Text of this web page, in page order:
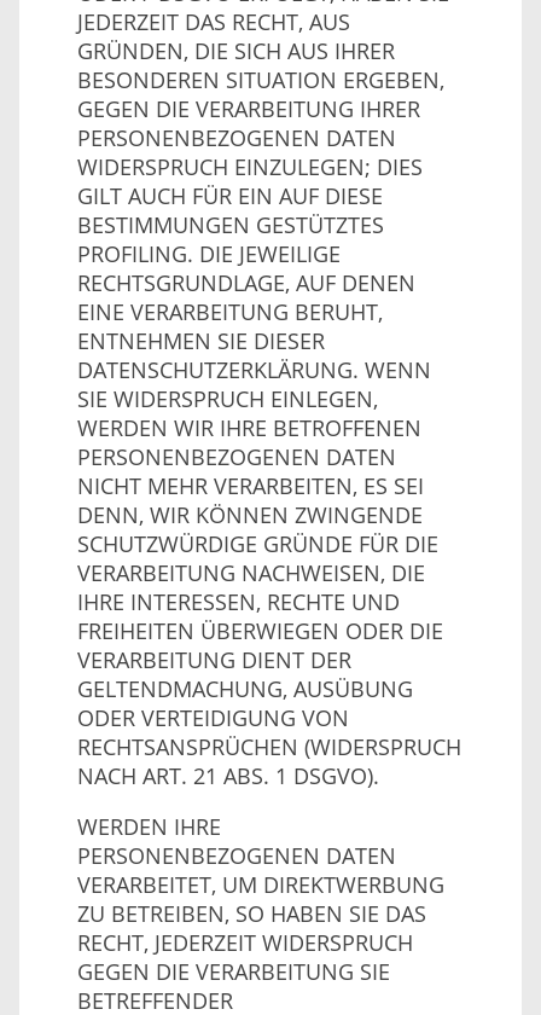
JEDERZEIT DAS RECHT, AUS
GRÜNDEN, DIE SICH AUS IHRER
BESONDEREN SITUATION ERGEBEN,
GEGEN DIE VERARBEITUNG IHRER
PERSONENBEZOGENEN DATEN
WIDERSPRUCH EINZULEGEN; DIES
GILT AUCH FÜR EIN AUF DIESE
BESTIMMUNGEN GESTÜTZTES
PROFILING. DIE JEWEILIGE
RECHTSGRUNDLAGE, AUF DENEN
EINE VERARBEITUNG BERUHT,
ENTNEHMEN SIE DIESER
DATENSCHUTZERKLÄRUNG. WENN
SIE WIDERSPRUCH EINLEGEN,
WERDEN WIR IHRE BETROFFENEN
PERSONENBEZOGENEN DATEN
NICHT MEHR VERARBEITEN, ES SEI
DENN, WIR KÖNNEN ZWINGENDE
SCHUTZWÜRDIGE GRÜNDE FÜR DIE
VERARBEITUNG NACHWEISEN, DIE
IHRE INTERESSEN, RECHTE UND
FREIHEITEN ÜBERWIEGEN ODER DIE
VERARBEITUNG DIENT DER
GELTENDMACHUNG, AUSÜBUNG
ODER VERTEIDIGUNG VON
RECHTSANSPRÜCHEN (WIDERSPRUCH
NACH ART. 21 ABS. 1 DSGVO).
WERDEN IHRE
PERSONENBEZOGENEN DATEN
VERARBEITET, UM DIREKTWERBUNG
ZU BETREIBEN, SO HABEN SIE DAS
RECHT, JEDERZEIT WIDERSPRUCH
GEGEN DIE VERARBEITUNG SIE
BETREFFENDER